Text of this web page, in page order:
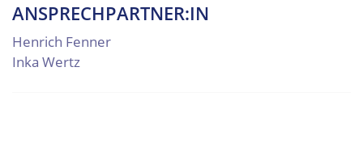
ANSPRECHPARTNER:IN
Henrich Fenner
Inka Wertz